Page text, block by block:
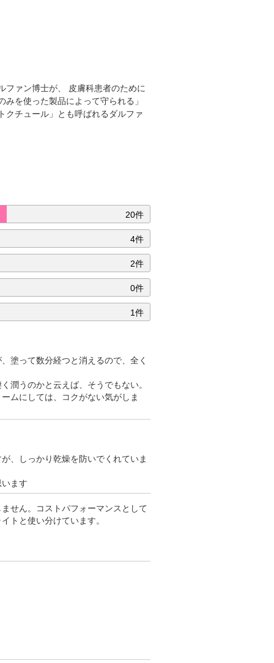
ファン博士が、 皮膚科患者のために
を使った製品によって守られる」
クチュール」とも呼ばれるダルファ
20件
4件
2件
0件
1件
塗って数分経つと消えるので、全く
潤うのかと云えば、そうでもない。
ムにしては、コクがない気がしま
、しっかり乾燥を防いでくれていま
ます
せん。コストパフォーマンスとして
トと使い分けています。